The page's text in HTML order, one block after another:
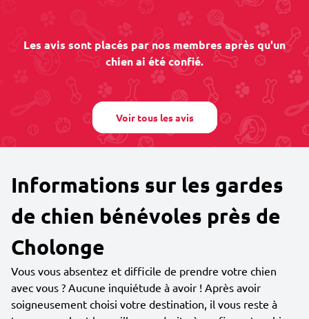
Les avis sont placés par nos membres après qu'un
chien ai été confié.
Voir tous les avis
Informations sur les gardes
de chien bénévoles près de
Cholonge
Vous vous absentez et difficile de prendre votre chien
avec vous ? Aucune inquiétude à avoir ! Après avoir
soigneusement choisi votre destination, il vous reste à